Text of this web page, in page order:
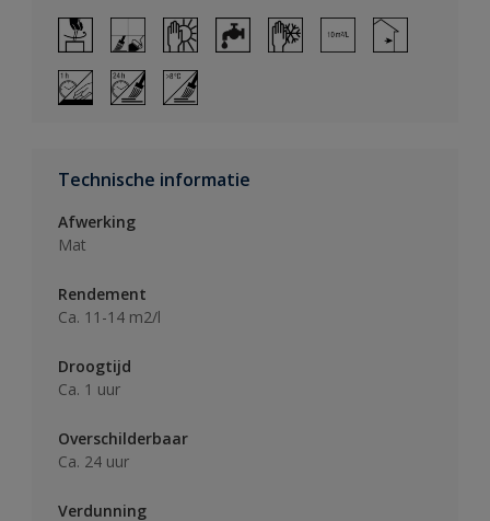
Technische informatie
Afwerking
Mat
Rendement
Ca. 11-14 m2/l
Droogtijd
Ca. 1 uur
Overschilderbaar
Ca. 24 uur
Verdunning